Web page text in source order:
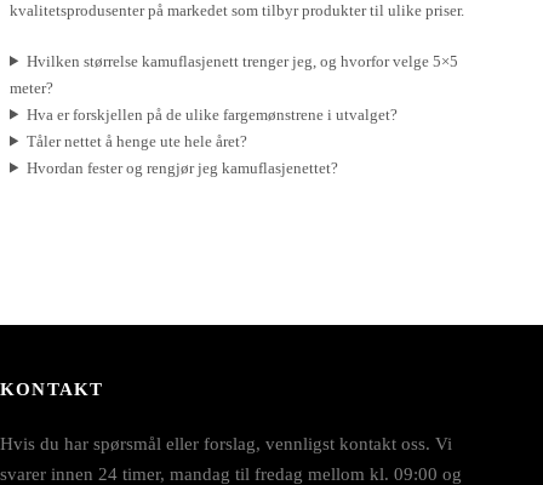
kvalitetsprodusenter på markedet som tilbyr produkter til ulike priser.
Hvilken størrelse kamuflasjenett trenger jeg, og hvorfor velge 5×5
meter?
Hva er forskjellen på de ulike fargemønstrene i utvalget?
Tåler nettet å henge ute hele året?
Hvordan fester og rengjør jeg kamuflasjenettet?
KONTAKT
Hvis du har spørsmål eller forslag, vennligst kontakt oss. Vi
svarer innen 24 timer, mandag til fredag mellom kl. 09:00 og